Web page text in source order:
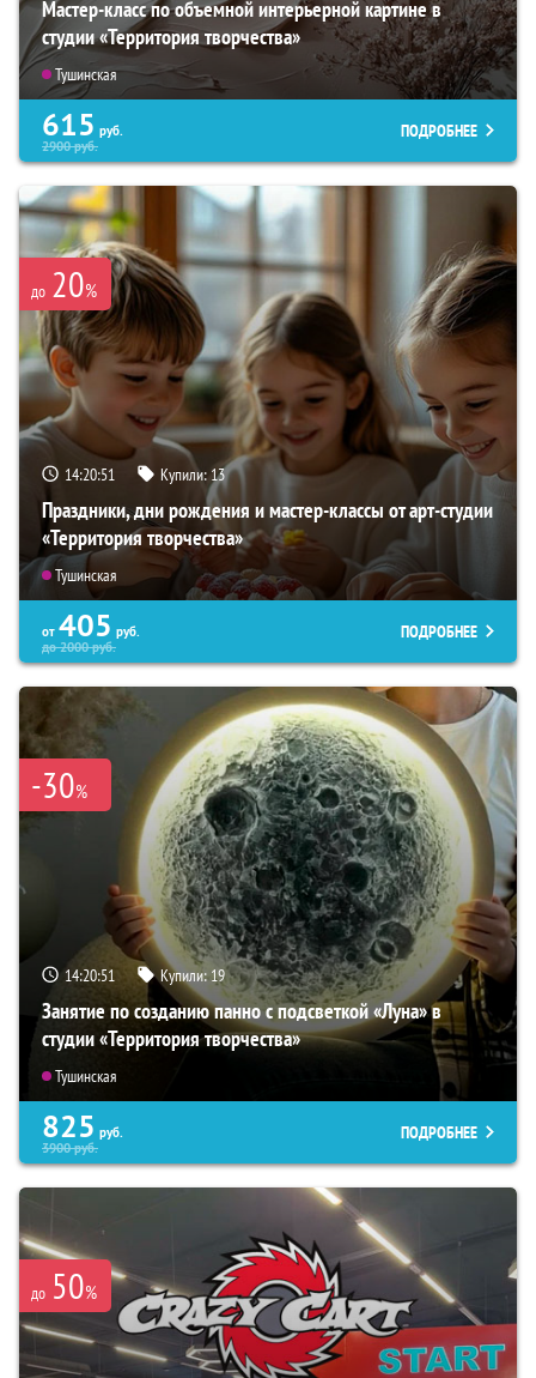
Мастер-класс по объемной интерьерной картине в
студии «Территория творчества»
Тушинская
615 руб.
2900руб.
ПОДРОБНЕЕ
до 20%
14:20:50 Купили: 13
Праздники, дни рождения и мастер-классы от арт-студии
«Территория творчества»
Тушинская
от 405 руб.
до2000руб.
ПОДРОБНЕЕ
-30%
14:20:50 Купили:19
Занятие по созданию панно с подсветкой «Луна» в
студии «Территория творчества»
Тушинская
825 руб.
3900руб.
ПОДРОБНЕЕ
до 50%